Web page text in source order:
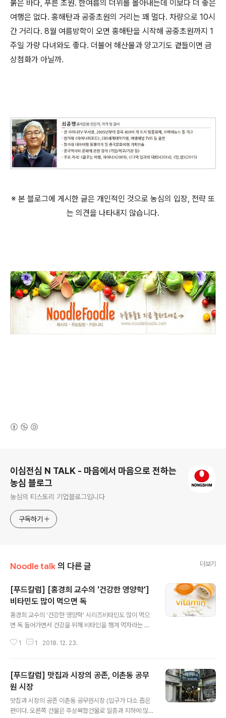
붉은 바다, 푸른 초원. 한여름의 더위를 몰아내는데 이보다 더 좋은
여행은 없다. 홍해탄과 공중초원의 거리는 꽤 멀다. 차량으로 10시
간 거리다. 8월 여름방학이 오면 홍해탄을 시작해 공중초원까지 1
주일 가량 다녀와도 좋다. 더불어 해산물과 양고기도 곁들이면 금
상첨화가 아닐까.
※ 본 블로그에 게시한 글은 개인적인 것으로 농심의 입장, 전략 또
는 의견을 나타내지 않습니다.
이심전심 N TALK - 마음에서 마음으로 전하는
농심 블로그
농심의 티스토리 기업블로그입니다
구독하기
Noodle talk 의 다른 글 더보기
[푸드칼럼] [홍경희 교수의 '건강한 영양학']
비타민도 많이 먹으면 독
홍경희 교수의 '건강한 영양학' 시리즈비타민도 많이 먹으
면 독 들어가면서 건강을 위해 비타민을 챙겨 먹자라는 말
자체가 vita(생명)에 필요한 성분이라는 뜻이기도 합니다.
말 건강에 절대적 존재입니다. 그런데, 오늘 생각해 볼 것은
이것입니다. 이 몸에 좋은 비타민은 많이 먹을수록 좋은 것
일까요? 비타민은 현대인의 불규칙하고 불균형한 식생활
에서 부족하기 쉬우니 일단 보험처럼 많이 챙겨 먹어두면
1 1 2018. 12. 23.
[푸드칼럼] 맛집과 시장의 공존, 이촌동 공무
원 시장
맛집과 시장의 공존 이촌동 공무원시장 (입구가 다소 좁은
편이다. 오른쪽 건물은 주상복합건물로 일층과 지하에 많